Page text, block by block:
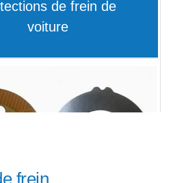
de frottement
frein